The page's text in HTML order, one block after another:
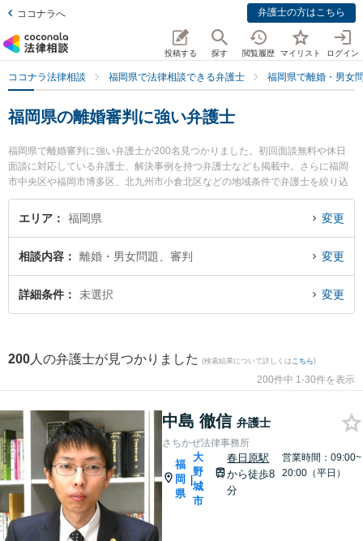
ココナラへ 弁護士の方はこちら
投稿する 探す 閲覧履歴 マイリスト ログイン
ココナラ法律相談 福岡県で法律相談できる弁護士 福岡県で離婚・男女
福岡県の離婚審判に強い弁護士
福岡県で離婚審判に強い弁護士が200名見つかりました。初回面談無料や休日
面談に対応している弁護士、解決事例を持つ弁護士なども掲載中。さらに福岡
市中央区や福岡市博多区、北九州市小倉北区などの地域条件で弁護士を絞り込
めます。離婚・男女問題に関係する財産分与や養育費、親権等の細かな分野で
の絞り込み検索もでき便利です。特にさちかぜ法律事務所の中島 徹信弁護士や
います。『福岡県で土日や夜間に発生した離婚審判のトラブルを今すぐに弁護
士に相談したい』『離婚審判のトラブル解決の実績豊富な近くの弁護士を検索
したい』『初回相談無料で離婚審判を法律相談できる福岡県内の弁護士に相談
エリア 福岡県 変更
相談内容 離婚・男女問題、審判 変更
詳細条件 未選択 変更
200 人の弁護士が見つかりました (検索結果について詳しくは こちら)
200件中 1-30件を表示
中島 徹信 弁護士
さちかぜ法律事務所
福
岡
県
|
大
野
城
市
春日原駅
から徒歩8
分
営業時間：09:00~
20:00（平日）